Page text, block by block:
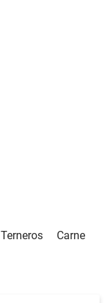
Terneros
Carne